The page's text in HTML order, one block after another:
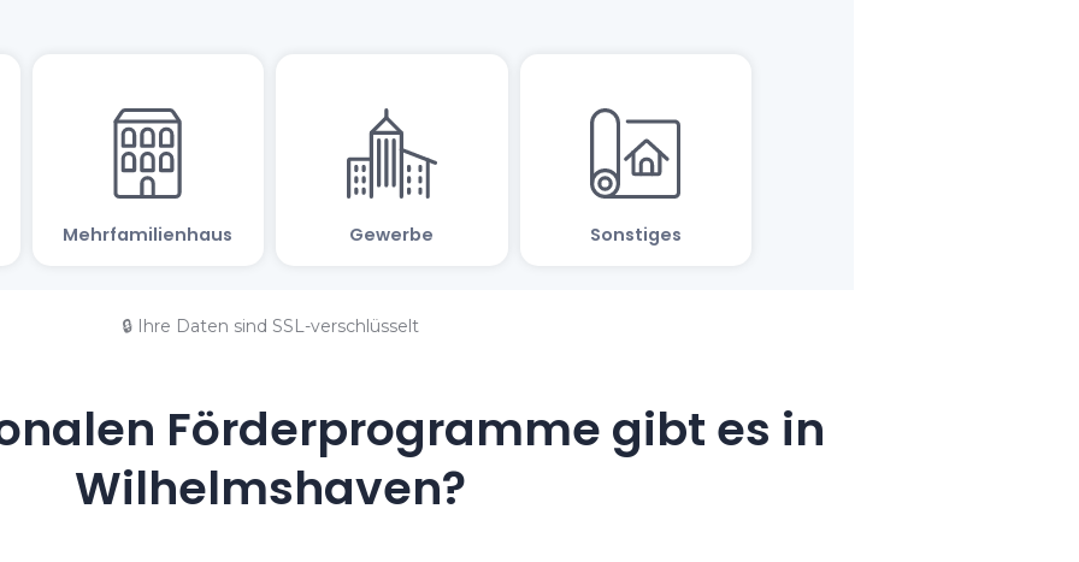
🔒 Ihre Daten sind SSL-verschlüsselt
Förderprogramme gibt es in
Wilhelmshaven?